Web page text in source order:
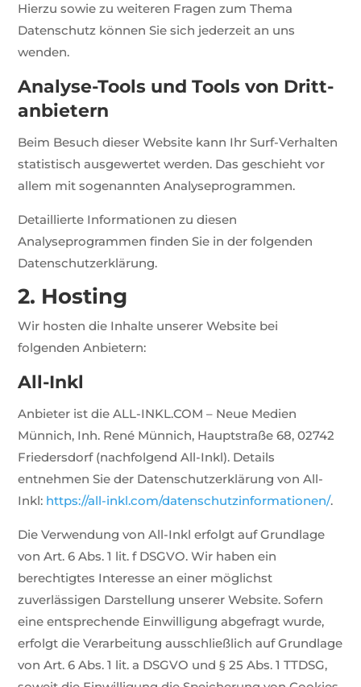
Hierzu sowie zu weiteren Fragen zum Thema
Datenschutz können Sie sich jederzeit an uns
wenden.
Analyse-Tools und Tools von Dritt­
anbietern
Beim Besuch dieser Website kann Ihr Surf-Verhalten
statistisch ausgewertet werden. Das geschieht vor
allem mit sogenannten Analyseprogrammen.
Detaillierte Informationen zu diesen
Analyseprogrammen finden Sie in der folgenden
Datenschutzerklärung.
2. Hosting
Wir hosten die Inhalte unserer Website bei
folgenden Anbietern:
All-Inkl
Anbieter ist die ALL-INKL.COM – Neue Medien
Münnich, Inh. René Münnich, Hauptstraße 68, 02742
Friedersdorf (nachfolgend All-Inkl). Details
entnehmen Sie der Datenschutzerklärung von All-
Inkl: https://all-inkl.com/datenschutzinformationen/.
Die Verwendung von All-Inkl erfolgt auf Grundlage
von Art. 6 Abs. 1 lit. f DSGVO. Wir haben ein
berechtigtes Interesse an einer möglichst
zuverlässigen Darstellung unserer Website. Sofern
eine entsprechende Einwilligung abgefragt wurde,
erfolgt die Verarbeitung ausschließlich auf Grundlage
von Art. 6 Abs. 1 lit. a DSGVO und § 25 Abs. 1 TTDSG,